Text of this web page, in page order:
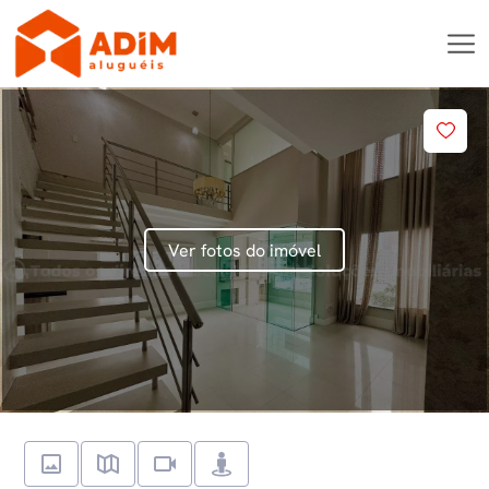
Ver fotos do imóvel